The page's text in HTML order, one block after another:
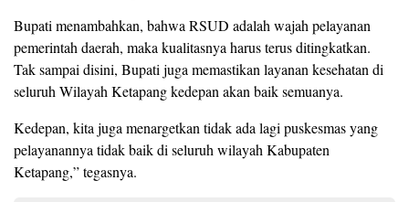
Bupati menambahkan, bahwa RSUD adalah wajah pelayanan
pemerintah daerah, maka kualitasnya harus terus ditingkatkan.
Tak sampai disini, Bupati juga memastikan layanan kesehatan di
seluruh Wilayah Ketapang kedepan akan baik semuanya.
Kedepan, kita juga menargetkan tidak ada lagi puskesmas yang
pelayanannya tidak baik di seluruh wilayah Kabupaten
Ketapang,” tegasnya.